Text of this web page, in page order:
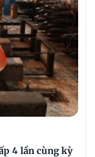
4 lần cùng kỳ